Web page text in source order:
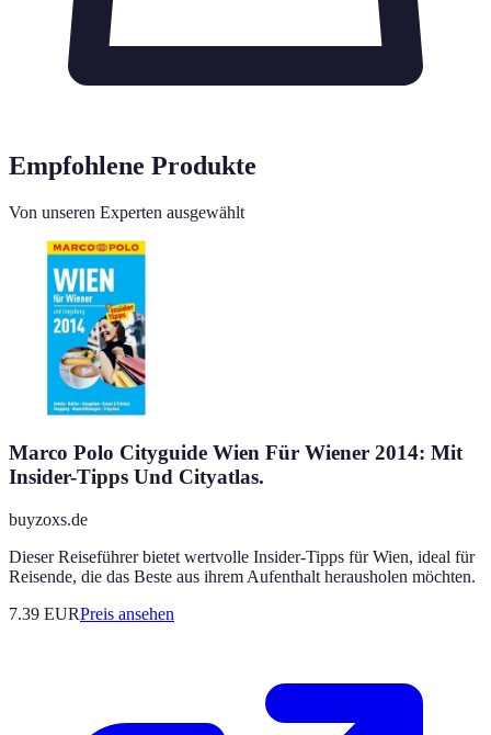
Empfohlene Produkte
Von unseren Experten ausgewählt
Marco Polo Cityguide Wien Für Wiener 2014: Mit
Insider-Tipps Und Cityatlas.
buyzoxs.de
Dieser Reiseführer bietet wertvolle Insider-Tipps für Wien, ideal für
Reisende, die das Beste aus ihrem Aufenthalt herausholen möchten.
7.39 EURPreis ansehen